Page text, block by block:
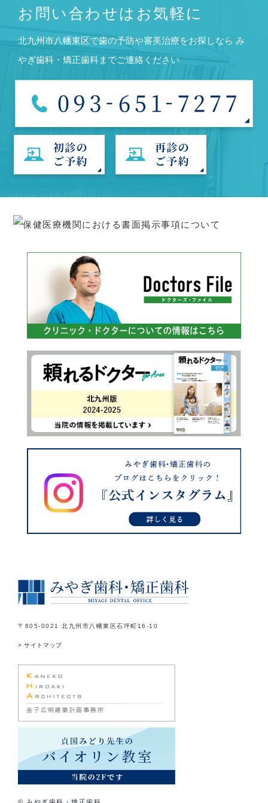
お問い合わせはお気軽に
北九州市八幡東区で歯の予防や審美治療をお探しなら み
やぎ歯科・矯正歯科までご連絡ください
〒805-0021 北九州市八幡東区石坪町16-10
> サイトマップ